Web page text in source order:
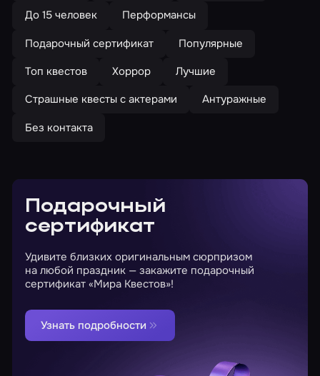
До 15 человек
Перформансы
Подарочный сертификат
Популярные
Топ квестов
Хоррор
Лучшие
Страшные квесты с актерами
Антуражные
Без контакта
Подарочный
сертификат
Удивите близких оригинальным сюрпризом
на любой праздник — закажите подарочный
сертификат «Мира Квестов»!
Узнать подробности